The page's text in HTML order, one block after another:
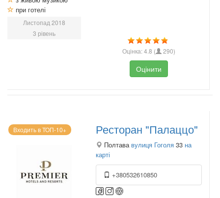
при готелі
Листопад 2018
3 рівень
Оцінка:4.8 ( 290)
Оцінити
Входить в ТОП-10+ Ресторан "Палаццо"
Полтава вулиця Гоголя 33 на
карті
+380532610850